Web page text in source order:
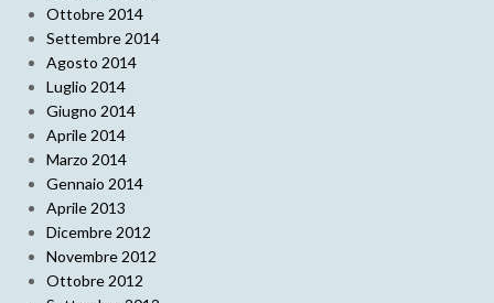
Ottobre 2014
Settembre 2014
Agosto 2014
Luglio 2014
Giugno 2014
Aprile 2014
Marzo 2014
Gennaio 2014
Aprile 2013
Dicembre 2012
Novembre 2012
Ottobre 2012